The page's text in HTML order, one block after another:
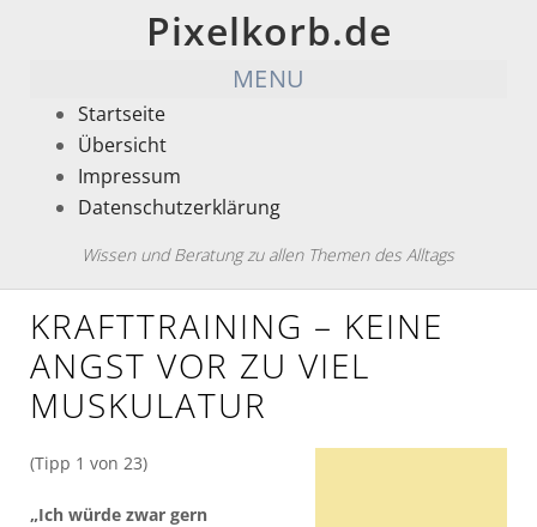
Pixelkorb.de
MENU
Startseite
Übersicht
Impressum
Datenschutzerklärung
Wissen und Beratung zu allen Themen des Alltags
KRAFTTRAINING – KEINE
ANGST VOR ZU VIEL
MUSKULATUR
(Tipp 1 von 23)
„Ich würde zwar gern